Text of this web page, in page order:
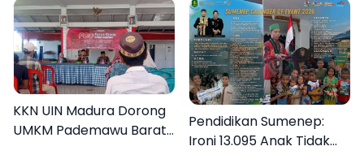
KKN UIN Madura Dorong
UMKM Pademawu Barat
Pendidikan Sumenep:
Ironi 13.095 Anak Tidak